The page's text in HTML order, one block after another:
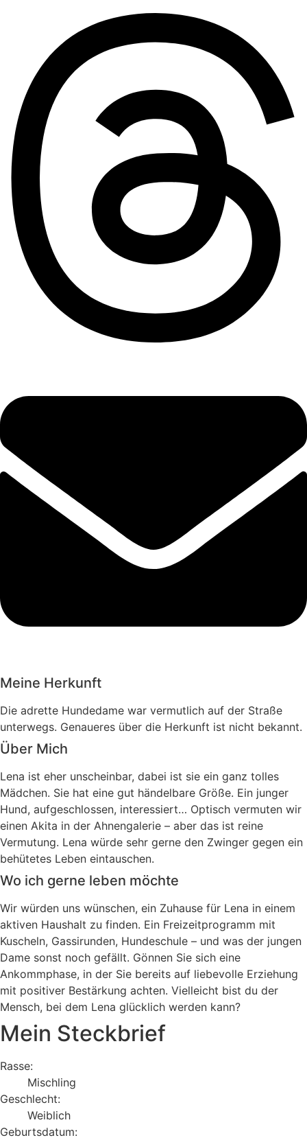
Meine Herkunft
Die adrette Hundedame war vermutlich auf der Straße
unterwegs. Genaueres über die Herkunft ist nicht bekannt.
Über Mich
Lena ist eher unscheinbar, dabei ist sie ein ganz tolles
Mädchen. Sie hat eine gut händelbare Größe. Ein junger
Hund, aufgeschlossen, interessiert… Optisch vermuten wir
einen Akita in der Ahnengalerie – aber das ist reine
Vermutung. Lena würde sehr gerne den Zwinger gegen ein
behütetes Leben eintauschen.
Wo ich gerne leben möchte
Wir würden uns wünschen, ein Zuhause für Lena in einem
aktiven Haushalt zu finden. Ein Freizeitprogramm mit
Kuscheln, Gassirunden, Hundeschule – und was der jungen
Dame sonst noch gefällt. Gönnen Sie sich eine
Ankommphase, in der Sie bereits auf liebevolle Erziehung
mit positiver Bestärkung achten. Vielleicht bist du der
Mensch, bei dem Lena glücklich werden kann?
Mein Steckbrief
Rasse:
Mischling
Geschlecht:
Weiblich
Geburtsdatum: